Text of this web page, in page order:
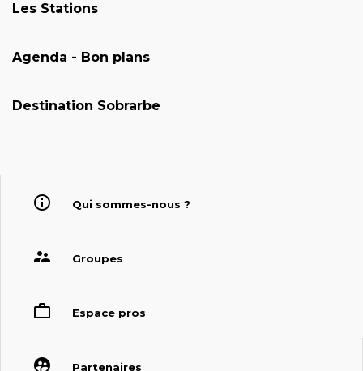
Les Stations
Agenda - Bon plans
Destination Sobrarbe
Qui sommes-nous ?
Groupes
Espace pros
Partenaires